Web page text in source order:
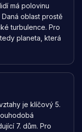
má polovinu
oblast prostě
turbulence. Pro
planeta, která
je klíčový 5.
7. dům. Pro